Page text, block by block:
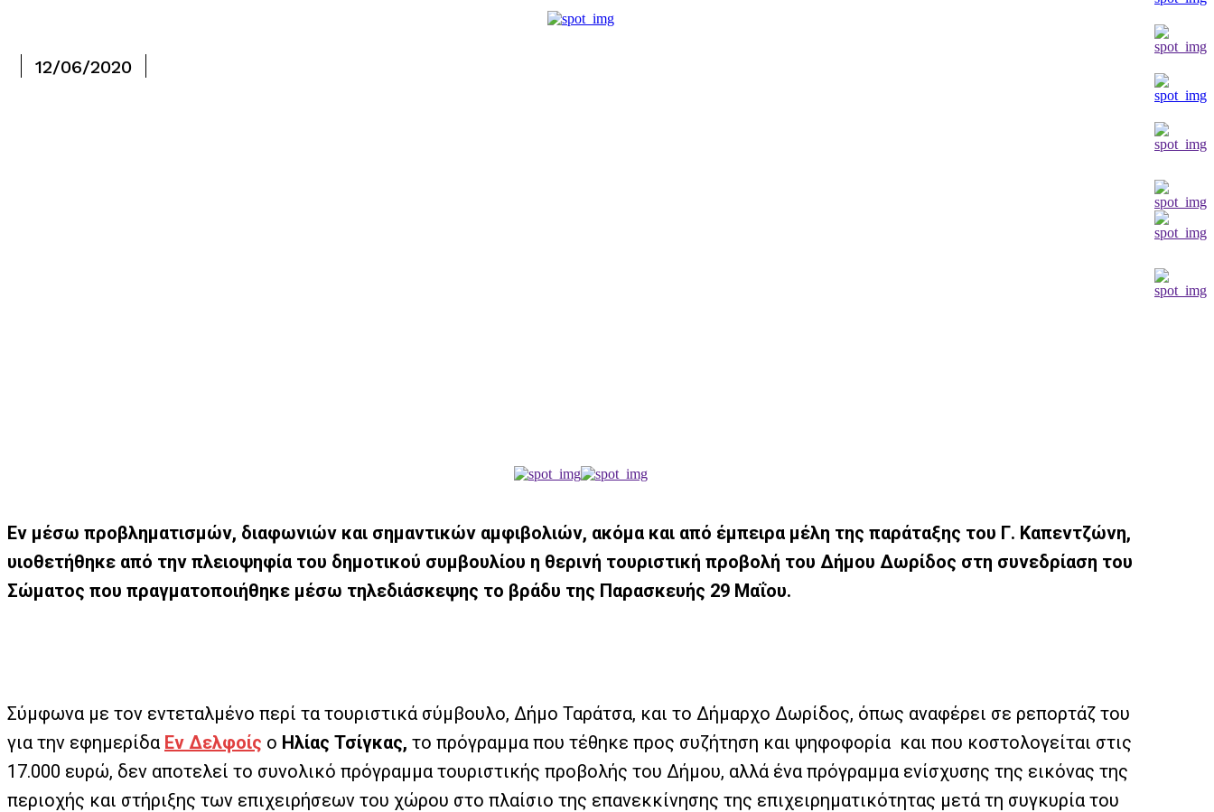
12/06/2020
Εν μέσω προβληματισμών, διαφωνιών και σημαντικών αμφιβολιών, ακόμα και από έμπειρα μέλη της παράταξης του Γ. Καπεντζώνη,
υιοθετήθηκε από την πλειοψηφία του δημοτικού συμβουλίου η θερινή τουριστική προβολή του Δήμου Δωρίδος στη συνεδρίαση του
Σώματος που πραγματοποιήθηκε μέσω τηλεδιάσκεψης το βράδυ της Παρασκευής 29 Μαΐου.
Σύμφωνα με τον εντεταλμένο περί τα τουριστικά σύμβουλο, Δήμο Ταράτσα, και το Δήμαρχο Δωρίδος, όπως αναφέρει σε ρεπορτάζ του
για την εφημερίδα Εν Δελφοίς ο Ηλίας Τσίγκας, το πρόγραμμα που τέθηκε προς συζήτηση και ψηφοφορία και που κοστολογείται στις
17.000 ευρώ, δεν αποτελεί το συνολικό πρόγραμμα τουριστικής προβολής του Δήμου, αλλά ένα πρόγραμμα ενίσχυσης της εικόνας της
περιοχής και στήριξης των επιχειρήσεων του χώρου στο πλαίσιο της επανεκκίνησης της επιχειρηματικότητας μετά τη συγκυρία του